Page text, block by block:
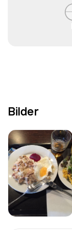
Bilder